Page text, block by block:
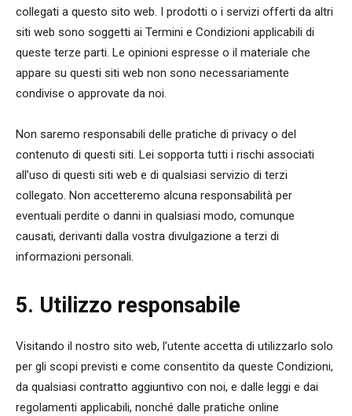
collegati a questo sito web. I prodotti o i servizi offerti da altri
siti web sono soggetti ai Termini e Condizioni applicabili di
queste terze parti. Le opinioni espresse o il materiale che
appare su questi siti web non sono necessariamente
condivise o approvate da noi.
Non saremo responsabili delle pratiche di privacy o del
contenuto di questi siti. Lei sopporta tutti i rischi associati
all’uso di questi siti web e di qualsiasi servizio di terzi
collegato. Non accetteremo alcuna responsabilità per
eventuali perdite o danni in qualsiasi modo, comunque
causati, derivanti dalla vostra divulgazione a terzi di
informazioni personali.
5. Utilizzo responsabile
Visitando il nostro sito web, l’utente accetta di utilizzarlo solo
per gli scopi previsti e come consentito da queste Condizioni,
da qualsiasi contratto aggiuntivo con noi, e dalle leggi e dai
regolamenti applicabili, nonché dalle pratiche online